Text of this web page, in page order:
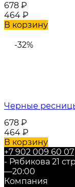
678 ₽
464 ₽
В корзину
-32%
Черные
678 ₽
464 ₽
В корзину
+7 902 009 60 07
- Рябикова 21
—20:00
Компания